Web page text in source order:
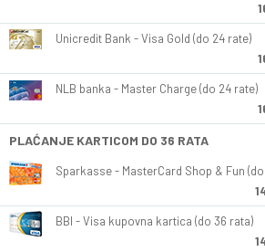
Unicredit Bank - Visa Gold (do 24 rate)
NLB banka - Master Charge (do 24 rate)
PLAĆANJE KARTICOM DO 36 RATA
Sparkasse - MasterCard Shop & Fun
BBI - Visa kupovna kartica (do 36 rata)